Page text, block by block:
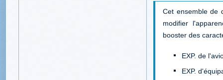
Cet ensemble de
modifier
booster des
EXP. de
EXP.